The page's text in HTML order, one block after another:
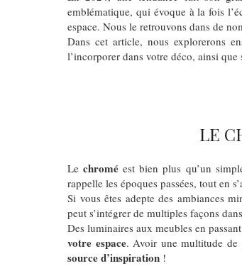
emblématique, qui évoque à la fois
espace. Nous le retrouvons dans de
Dans cet article, nous explorerons
l’incorporer dans votre déco, ainsi
LE
Lechromé est bien plus qu’un
rappelle les époques passées, tout en
Si vous êtes adepte des ambiances
peut s’intégrer de multiples façons
Des luminaires aux meubles en
votre espace. Avoir une multitude de
source d’inspiration !